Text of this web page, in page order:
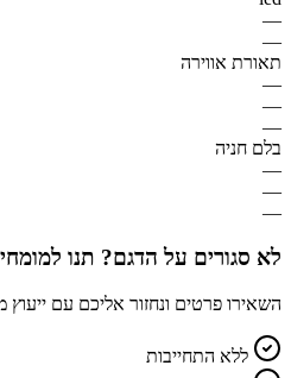
—
—
תאורת אווירה
—
—
—
בלם חניה
—
—
—
לא סגורים על הדגם? תנו למומחי
השאירו פרטים ונחזור אליכם עם
ללא התחייבות